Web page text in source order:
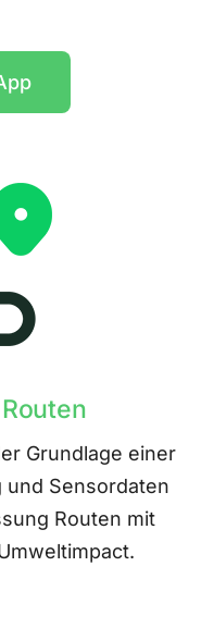
Grundlage einer
Sensordaten
Routen mit